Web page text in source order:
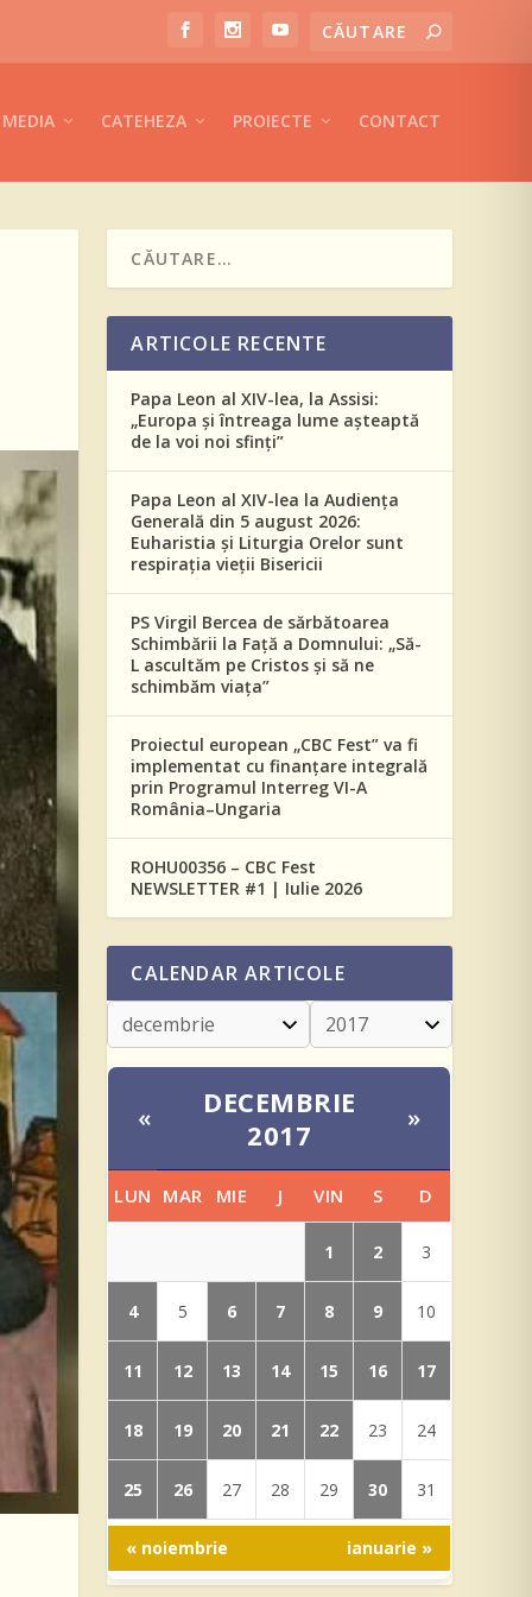
MEDIA CATEHEZA PROIECTE CONTACT
ARTICOLE RECENTE
Papa Leon al XIV-lea, la Assisi:
„Europa și întreaga lume așteaptă
de la voi noi sfinți”
Papa Leon al XIV-lea la Audiența
Generală din 5 august 2026:
Euharistia și Liturgia Orelor sunt
respirația vieții Bisericii
PS Virgil Bercea de sărbătoarea
Schimbării la Față a Domnului: „Să-
L ascultăm pe Cristos și să ne
schimbăm viața”
Proiectul european „CBC Fest” va fi
implementat cu finanțare integrală
prin Programul Interreg VI-A
România–Ungaria
ROHU00356 – CBC Fest
NEWSLETTER #1 | Iulie 2026
CALENDAR ARTICOLE
«
DECEMBRIE
2017
»
LUN MAR MIE J VIN S D
1 2 3
4 5 6 7 8 9 10
11 12 13 14 15 16 17
18 19 20 21 22 23 24
25 26 27 28 29 30 31
« noiembrie ianuarie »